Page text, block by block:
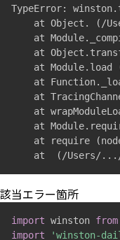
TypeError:
    at Object.
( /
at
at
    at Module.load
at
at
at
at
    at require
(
    at
( /Users/..
該当エラー箇所
import winston from
import
'winston-